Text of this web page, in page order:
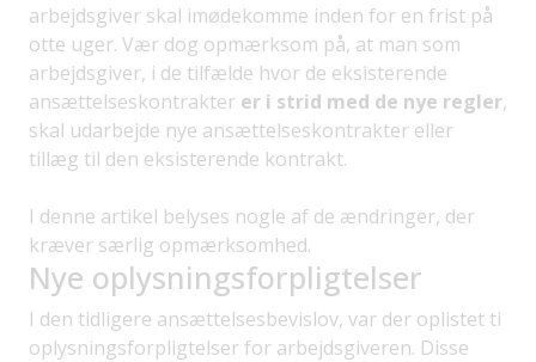
arbejdsgiver skal imødekomme inden for en frist på
otte uger. Vær dog opmærksom på, at man som
arbejdsgiver, i de tilfælde hvor de eksisterende
ansættelseskontrakter er i strid med de nye regler,
skal udarbejde nye ansættelseskontrakter eller
tillæg til den eksisterende kontrakt.
I denne artikel belyses nogle af de ændringer, der
kræver særlig opmærksomhed.
Nye oplysningsforpligtelser
I den tidligere ansættelsesbevislov, var der oplistet ti
oplysningsforpligtelser for arbejdsgiveren. Disse